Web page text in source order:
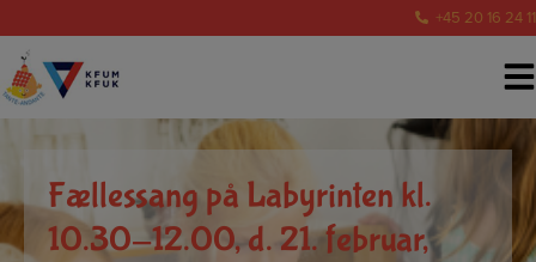
indholdet
+45 20 16 24 11
Fællessang på Labyrinten kl.
10.30-12.00, d. 21. februar,